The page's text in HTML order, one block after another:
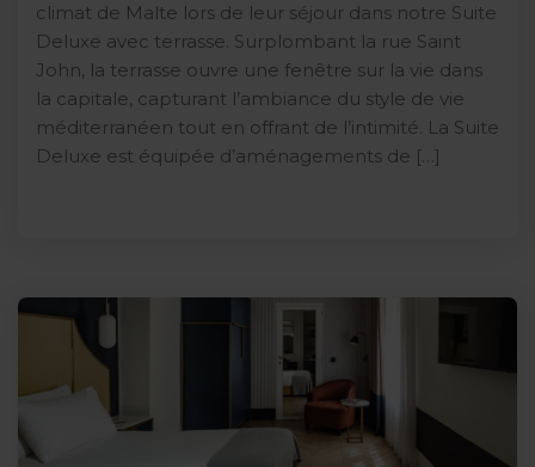
climat de Malte lors de leur séjour dans notre Suite
Deluxe avec terrasse. Surplombant la rue Saint
John, la terrasse ouvre une fenêtre sur la vie dans
la capitale, capturant l’ambiance du style de vie
méditerranéen tout en offrant de l’intimité. La Suite
Deluxe est équipée d’aménagements de […]